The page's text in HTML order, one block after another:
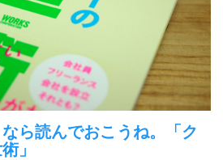
ら読んでおこうね。「ク
」